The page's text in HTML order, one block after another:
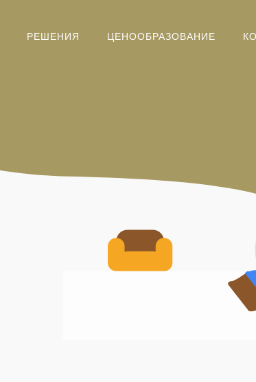
РЕШЕНИЯ ЦЕНООБРАЗОВАНИЕ